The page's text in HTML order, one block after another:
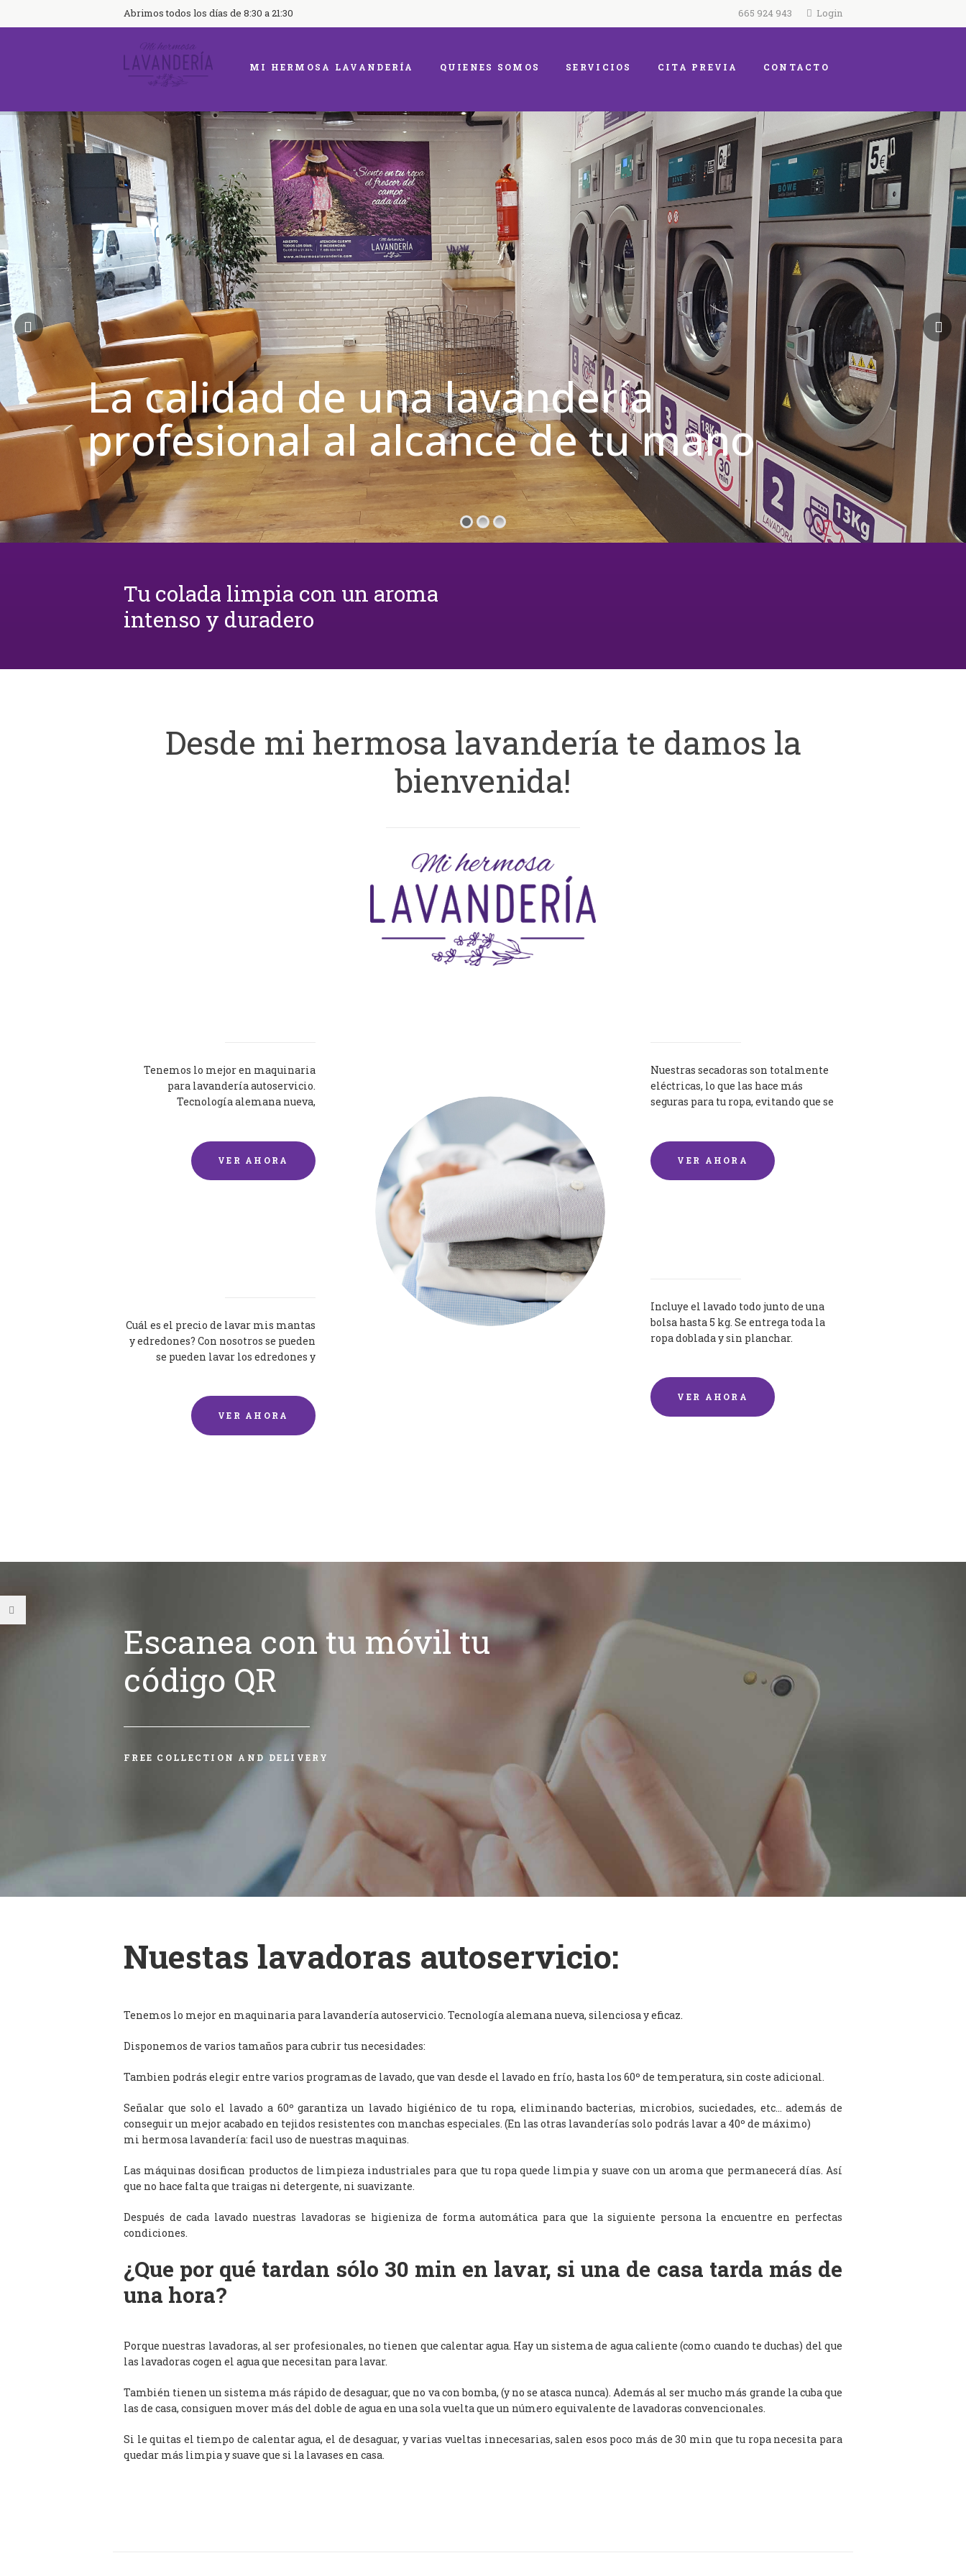
Abrimos todos los días de 8:30 a 21:30 665 924 943 Login
MI HERMOSA LAVANDERÍA QUIENES SOMOS SERVICIOS CITA PREVIA CONTACTO
La calidad de una lavandería
profesional al alcance de tu mano
Tu colada limpia con un aroma
intenso y duradero
Desde mi hermosa lavandería te damos la
bienvenida!
Tenemos lo mejor en maquinaria
para lavandería autoservicio.
Tecnología alemana nueva,
VER AHORA
Nuestras secadoras son totalmente
eléctricas, lo que las hace más
seguras para tu ropa, evitando que se
VER AHORA
Cuál es el precio de lavar mis mantas
y edredones? Con nosotros se pueden
se pueden lavar los edredones y
VER AHORA
Incluye el lavado todo junto de una
bolsa hasta 5 kg. Se entrega toda la
ropa doblada y sin planchar.
VER AHORA
Escanea con tu móvil tu
código QR
FREE COLLECTION AND DELIVERY
Nuestas lavadoras autoservicio:
Tenemos lo mejor en maquinaria para lavandería autoservicio. Tecnología alemana nueva, silenciosa y eficaz.
Disponemos de varios tamaños para cubrir tus necesidades:
Tambien podrás elegir entre varios programas de lavado, que van desde el lavado en frío, hasta los 60º de temperatura, sin coste adicional.
Señalar que solo el lavado a 60º garantiza un lavado higiénico de tu ropa, eliminando bacterias, microbios, suciedades, etc… además de
conseguir un mejor acabado en tejidos resistentes con manchas especiales. (En las otras lavanderías solo podrás lavar a 40º de máximo)
mi hermosa lavandería: facil uso de nuestras maquinas.
Las máquinas dosifican productos de limpieza industriales para que tu ropa quede limpia y suave con un aroma que permanecerá días. Así
que no hace falta que traigas ni detergente, ni suavizante.
Después de cada lavado nuestras lavadoras se higieniza de forma automática para que la siguiente persona la encuentre en perfectas
condiciones.
¿Que por qué tardan sólo 30 min en lavar, si una de casa tarda más de
una hora?
Porque nuestras lavadoras, al ser profesionales, no tienen que calentar agua. Hay un sistema de agua caliente (como cuando te duchas) del que
las lavadoras cogen el agua que necesitan para lavar.
También tienen un sistema más rápido de desaguar, que no va con bomba, (y no se atasca nunca). Además al ser mucho más grande la cuba que
las de casa, consiguen mover más del doble de agua en una sola vuelta que un número equivalente de lavadoras convencionales.
Si le quitas el tiempo de calentar agua, el de desaguar, y varias vueltas innecesarias, salen esos poco más de 30 min que tu ropa necesita para
quedar más limpia y suave que si la lavases en casa.